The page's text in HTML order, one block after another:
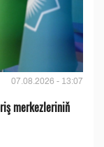
07.08.2026 - 13:07
merkezleriniň